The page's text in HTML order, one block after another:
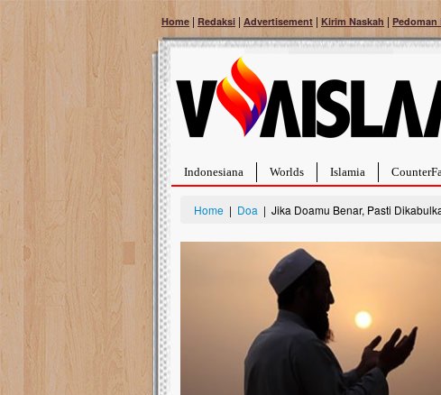
Home | Redaksi | Advertisement | Kirim Naskah | Pedoman
Indonesiana Worlds Islamia
Home | Doa | Jika Doamu Benar, Pasti
Bantu Naura, Balita Hebat Sembuh Dari
Tumor Pembuluh Darah
Hidup Naura Salsabila dipenuhi dengan
rintangan yang sangat berat. Meskipun baru
berusia sepuluh bulan, bayi yang imut ini harus
menghadapi penyakit yang dahsyat, yaitu tumor